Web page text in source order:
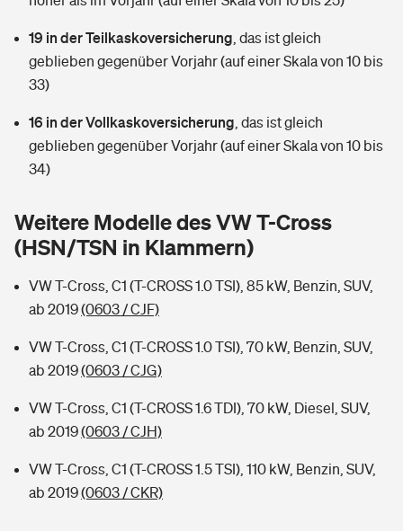
Wer versichert was: Jetzt Versicherer finden
Sie haben Fragen?
Mietkautionsversicherung
Restkreditversicherung
Tools
Hochwasser-Check: Wie gefährdet ist Ihr Haus?
Sie haben Fragen?
Reiseversicherung
Hundehalter-Haftpflicht
Handyversicherung
Private Cyberversicherung
Zur Übersicht
Kinderunfall-Check: Mehr Sicherheit für deine Kids
Typklassen: So ist Ihr Auto eingestuft
Tools
Wer versichert was: Jetzt Versicherer finden
Rentenrechner: Wie viel Geld bekomme ich im Alter?
19 in der Teilkaskoversicherung das ist gleich
geblieben gegenüber Vorjahr (auf einer Skala von 10 bis
33)
16 in der Vollkaskoversicherung das ist gleich
geblieben gegenüber Vorjahr (auf einer Skala von 10 bis
34)
Weitere Modelle des VW T-Cross
(HSN/TSN in Klammern)
VW T-Cross, C1 (T-CROSS 1.0 TSI), 85 kW, Benzin, SUV,
ab 2019(0603 / CJF)
VW T-Cross, C1 (T-CROSS 1.0 TSI), 70 kW, Benzin, SUV,
ab 2019(0603 / CJG)
VW T-Cross, C1 (T-CROSS 1.6 TDI), 70 kW, Diesel, SUV,
ab 2019(0603 / CJH)
VW T-Cross, C1 (T-CROSS 1.5 TSI), 110 kW, Benzin, SUV,
ab 2019(0603 / CKR)